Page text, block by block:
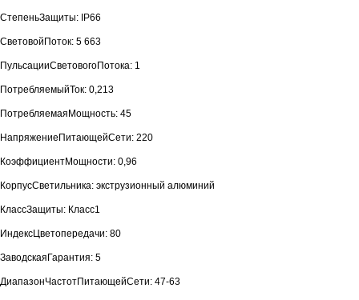
СтепеньЗащиты: IP66
СветовойПоток: 5 663
ПульсацииСветовогоПотока: 1
ПотребляемыйТок: 0,213
ПотребляемаяМощность: 45
НапряжениеПитающейСети: 220
КоэффициентМощности: 0,96
КорпусСветильника: экструзионный алюминий
КлассЗащиты: Класс1
ИндексЦветопередачи: 80
ЗаводскаяГарантия: 5
ДиапазонЧастотПитающейСети: 47-63